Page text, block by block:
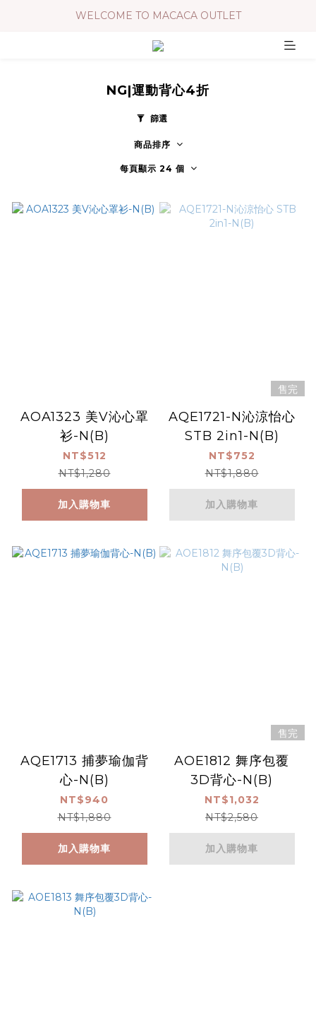
WELCOME TO MACACA OUTLET
NG|運動背心4折
篩選
商品排序
每頁顯示 24 個
AOA1323 美V沁心罩
衫-N(B)
NT$512
NT$1,280
加入購物車
售完
AQE1721-N沁涼怡心
STB 2in1-N(B)
NT$752
NT$1,880
加入購物車
AQE1713 捕夢瑜伽背
心-N(B)
NT$940
NT$1,880
加入購物車
售完
AOE1812 舞序包覆
3D背心-N(B)
NT$1,032
NT$2,580
加入購物車